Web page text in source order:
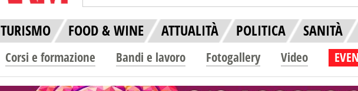
TURISMO FOOD & WINE ATTUALITÀ POLITICA SANITÀ
Corsi e formazione Bandi e lavoro Fotogallery Video